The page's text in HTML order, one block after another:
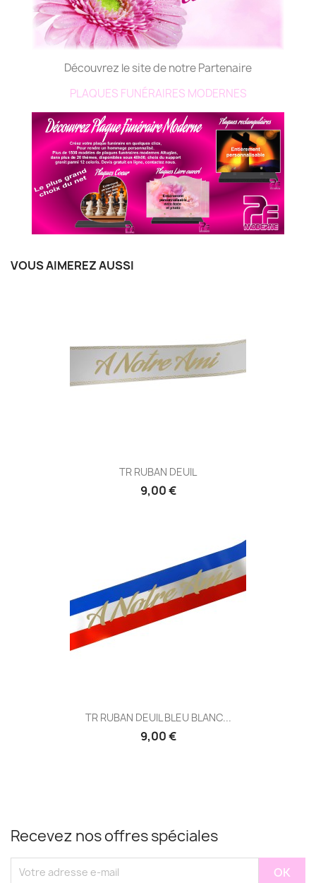
Découvrez le site de notre Partenaire
PLAQUES FUNÉRAIRES MODERNES
VOUS AIMEREZ AUSSI
TR RUBAN DEUIL
9,00 €
TR RUBAN DEUIL BLEU BLANC...
9,00 €
Recevez nos offres spéciales